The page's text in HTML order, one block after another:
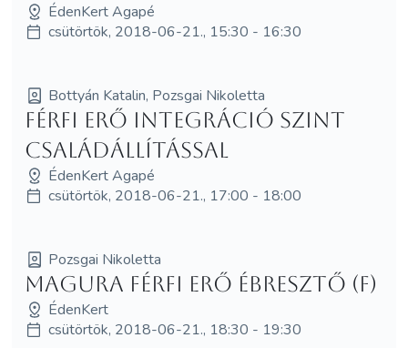
ÉdenKert Agapé
csütörtök, 2018-06-21., 15:30 - 16:30
Bottyán Katalin, Pozsgai Nikoletta
Férfi Erő Integráció SzInT
Családállítással
ÉdenKert Agapé
csütörtök, 2018-06-21., 17:00 - 18:00
Pozsgai Nikoletta
MagUra Férfi Erő Ébresztő (F)
ÉdenKert
csütörtök, 2018-06-21., 18:30 - 19:30